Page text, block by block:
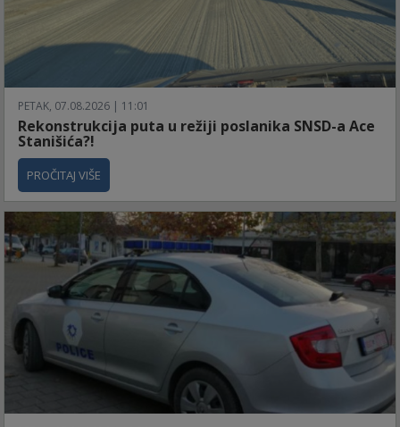
PETAK, 07.08.2026 | 11:01
Rekonstrukcija puta u režiji poslanika SNSD-a Ace
Stanišića?!
PROČITAJ VIŠE